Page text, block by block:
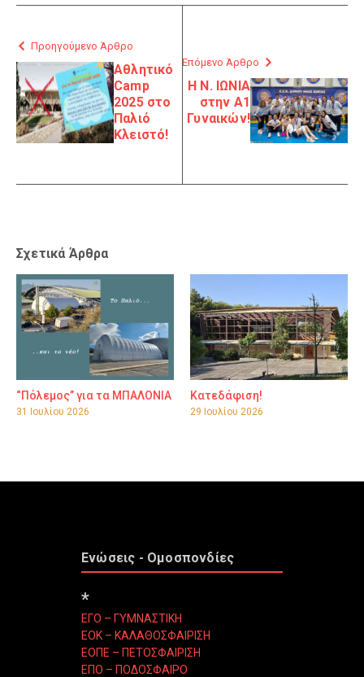
Προηγούμενο Άρθρο
Αθλητικό
Camp
2025 στο
Παλιό
Κλειστό!
Επόμενο Άρθρο
Η Ν. ΙΩΝΙΑ
στην Α1
Γυναικών!
Σχετικά Άρθρα
“Πόλεμος” για τα ΜΠΑΛΟΝΙΑ
31 Ιουλίου 2026
Κατεδάφιση!
29 Ιουλίου 2026
Ενώσεις - Ομοσπονδίες
*
ΕΓΟ – ΓΥΜΝΑΣΤΙΚΗ
ΕΟΚ – ΚΑΛΑΘΟΣΦΑΙΡΙΣΗ
ΕΟΠΕ – ΠΕΤΟΣΦΑΙΡΙΣΗ
ΕΠΟ – ΠΟΔΟΣΦΑΙΡΟ